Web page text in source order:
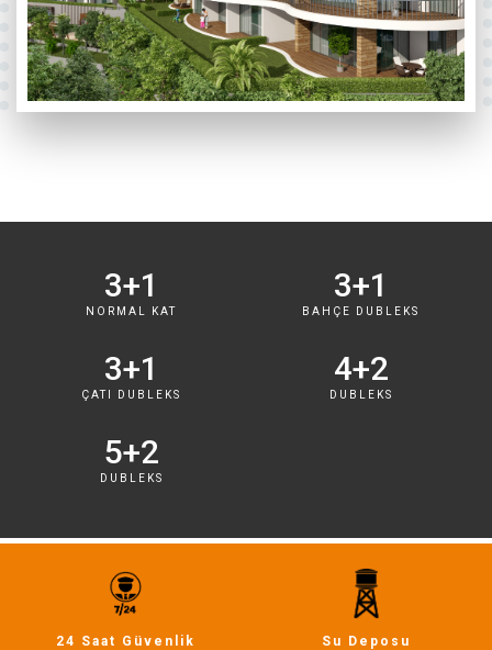
3+1
NORMAL KAT
3+1
BAHÇE DUBLEKS
3+1
ÇATI DUBLEKS
4+2
DUBLEKS
5+2
DUBLEKS
24 Saat Güvenlik Su Deposu